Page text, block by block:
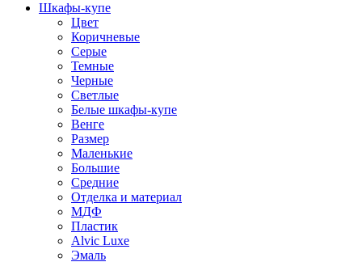
Шкафы-купе
Цвет
Коричневые
Серые
Темные
Черные
Светлые
Белые шкафы-купе
Венге
Размер
Маленькие
Большие
Средние
Отделка и материал
МДФ
Пластик
Alvic Luxe
Эмаль